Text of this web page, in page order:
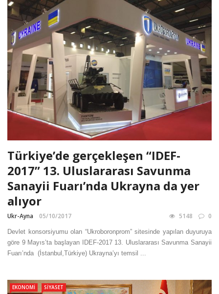
Türkiye’de gerçekleşen “IDEF-
2017” 13. Uluslararası Savunma
Sanayii Fuarı’nda Ukrayna da yer
alıyor
Ukr-Ayna 05/10/2017 5148 0
Devlet konsorsiyumu olan “Ukroboronprom” sitesinde yapılan duyuruya
göre 9 Mayıs’ta başlayan IDEF-2017 13. Uluslararası Savunma Sanayii
Fuarı’nda (İstanbul,Türkiye) Ukrayna’yı temsil ...
EKONOMI SIYASET